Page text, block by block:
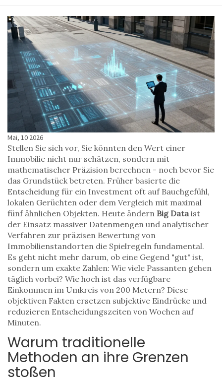
Mai, 10 2026
Stellen Sie sich vor, Sie könnten den Wert einer
Immobilie nicht nur schätzen, sondern mit
mathematischer Präzision berechnen - noch bevor Sie
das Grundstück betreten. Früher basierte die
Entscheidung für ein Investment oft auf Bauchgefühl,
lokalen Gerüchten oder dem Vergleich mit maximal
fünf ähnlichen Objekten. Heute ändern Big Dataist
der Einsatz massiver Datenmengen und analytischer
Verfahren zur präzisen Bewertung von
Immobilienstandorten die Spielregeln fundamental.
Es geht nicht mehr darum, ob eine Gegend "gut" ist,
sondern um exakte Zahlen: Wie viele Passanten gehen
täglich vorbei? Wie hoch ist das verfügbare
Einkommen im Umkreis von 200 Metern? Diese
objektiven Fakten ersetzen subjektive Eindrücke und
reduzieren Entscheidungszeiten von Wochen auf
Minuten.
Warum traditionelle
Methoden an ihre Grenzen
stoßen